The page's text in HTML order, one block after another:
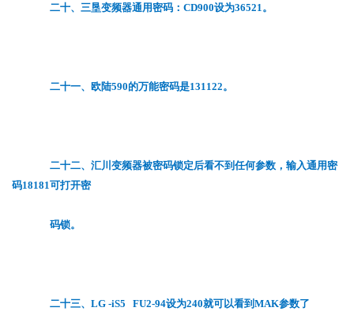
二十、三垦变频器通用密码：CD900设为36521。
二十一、欧陆590的万能密码是131122。
二十二、汇川变频器被密码锁定后看不到任何参数，输入通用密
码18181可打开密
码锁。
二十三、LG -iS5 FU2-94设为240就可以看到MAK参数了